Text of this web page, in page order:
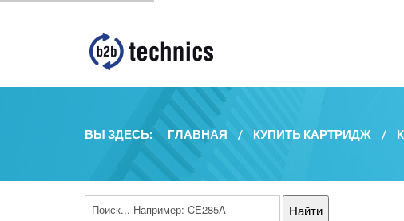
ВЫ ЗДЕСЬ: ГЛАВНАЯ / КУПИТЬ КАРТРИДЖ /